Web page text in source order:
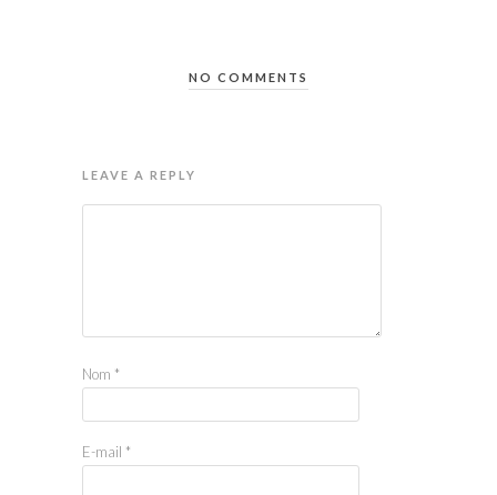
NO COMMENTS
LEAVE A REPLY
Nom *
E-mail *